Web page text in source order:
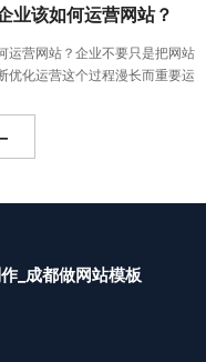
业该如何运营网站？
运营网站？企业不要只是把网站
优化运营这个过程漫长而重要运